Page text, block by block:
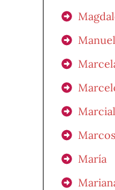
Marcial
Marcos
María